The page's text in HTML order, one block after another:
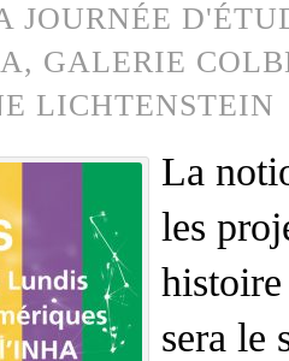
JOURNÉE
GALERIE
LICHTENSTEIN
La
les
sera le